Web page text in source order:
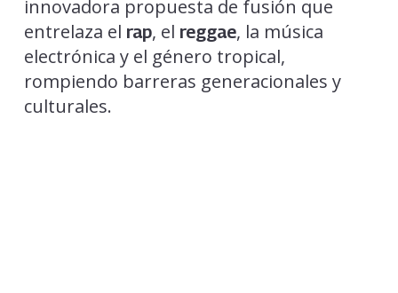
innovadora propuesta de fusión que
entrelaza el rap, el reggae, la música
electrónica y el género tropical,
rompiendo barreras generacionales y
culturales.